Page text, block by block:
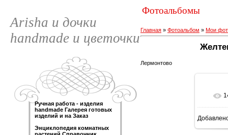
Arisha и дочки
handmade и цветочки
Ручная работа - изделия
handmade Галерея готовых
изделий и на Заказ
Энциклопедия комнатных
Фотоальбомы
Главная » Фотоальбом » Мои
Лермонтово